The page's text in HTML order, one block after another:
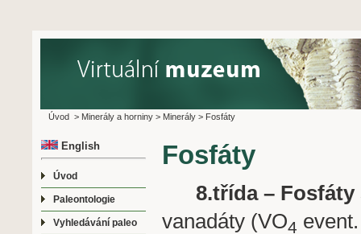
Úvod > Minerály a horniny > Minerály > Fosfáty
English
Úvod
Paleontologie
Vyhledávání paleo
Fosfáty
8.třída – Fosfáty
vanadáty (VO4